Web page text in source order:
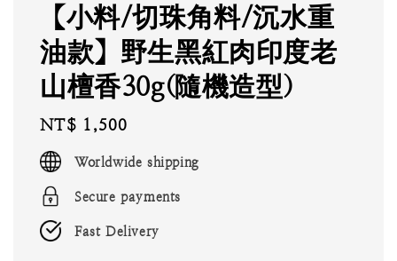
【小料/切珠角料/沉水重
油款】野生黑紅肉印度老
山檀香30g(隨機造型)
Regular
price
NT$ 1,500
Worldwide shipping
Secure payments
Fast Delivery